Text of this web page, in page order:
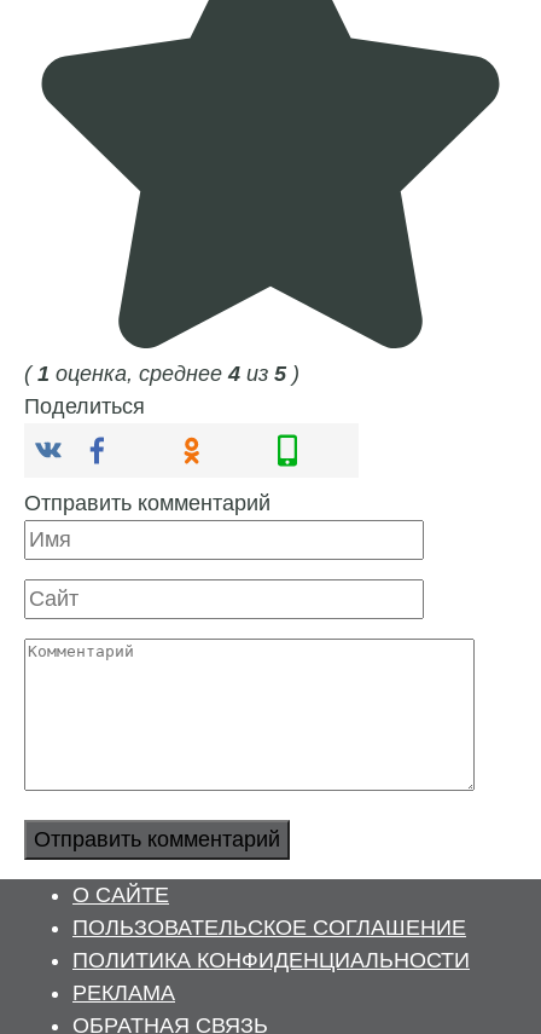
(1 оценка, среднее4 из 5)
Поделиться
Отправить комментарий
Имя
Сайт
Комментарий
О САЙТЕ
ПОЛЬЗОВАТЕЛЬСКОЕ СОГЛАШЕНИЕ
ПОЛИТИКА КОНФИДЕНЦИАЛЬНОСТИ
РЕКЛАМА
ОБРАТНАЯ СВЯЗЬ